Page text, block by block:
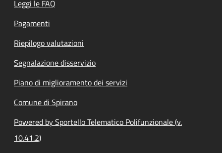
Leggi le FAQ
Pagamenti
Riepilogo valutazioni
Segnalazione disservizio
Piano di miglioramento dei servizi
Comune di Spirano
Powered by Sportello Telematico Polifunzionale (v.
10.41.2)